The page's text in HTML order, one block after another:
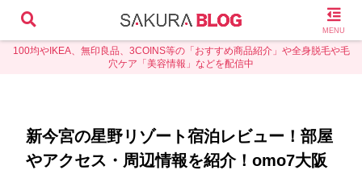
100均やIKEA、無印良品、3COINS等の「おすすめ商品紹介」や全身脱毛や毛
穴ケア「美容情報」などを配信中
新今宮の星野リゾート宿泊レビュー！部屋
やアクセス・周辺情報を紹介！omo7大阪
MENU